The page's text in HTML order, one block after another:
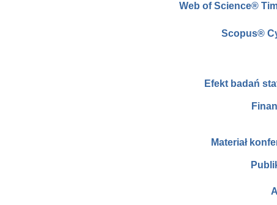
Web of Science®
Scopus®
Efekt badań
Materiał